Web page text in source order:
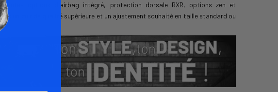
options d'airbag intégré, protection dorsale RXR, options zen et
un cuir de qualité supérieure et un ajustement souhaité en taille standard ou